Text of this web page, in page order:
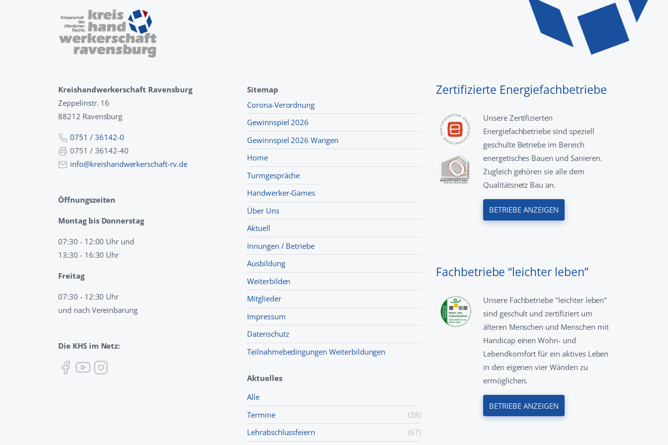
Kreishandwerkerschaft Ravensburg
Zeppelinstr. 16
88212 Ravensburg
0751 / 36142-0
0751 / 36142-40
info@kreishandwerkerschaft-rv.de
Öffnungszeiten
Montag bis Donnerstag
07:30 - 12:00 Uhr und
13:30 - 16:30 Uhr
Freitag
07:30 - 12:30 Uhr
und nach Vereinbarung
Die KHS im Netz:
Sitemap
Corona-Verordnung
Gewinnspiel 2026
Gewinnspiel 2026 Wangen
Home
Turmgespräche
Handwerker-Games
Über Uns
Aktuell
Innungen / Betriebe
Ausbildung
Weiterbilden
Mitglieder
Impressum
Datenschutz
Teilnahmebedingungen Weiterbildungen
Aktuelles
Alle
Termine
(38)
Lehr­abschluss­feiern
(67)
Zertifizierte Energiefachbetriebe
Unsere Zertifizierten
Energiefachbetriebe sind speziell
geschulte Betriebe im Bereich
energetisches Bauen und Sanieren.
Zugleich gehören sie alle dem
Qualitätsnetz Bau an.
BETRIEBE ANZEIGEN
Fachbetriebe “leichter leben”
Unsere Fachbetriebe "leichter leben"
sind geschult und zertifiziert um
älteren Menschen und Menschen mit
Handicap einen Wohn- und
Lebendkomfort für ein aktives Leben
in den eigenen vier Wänden zu
ermöglichen.
BETRIEBE ANZEIGEN